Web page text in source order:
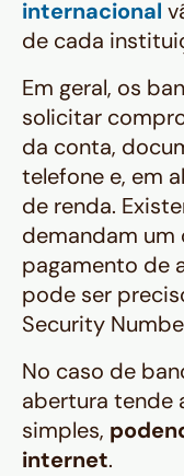
internacional
de cada
Em geral, os
solicitar
da conta,
telefone e, em
de renda.
demandam um
pagamento de
pode ser
Security
No caso de
abertura tende
simples,
internet.